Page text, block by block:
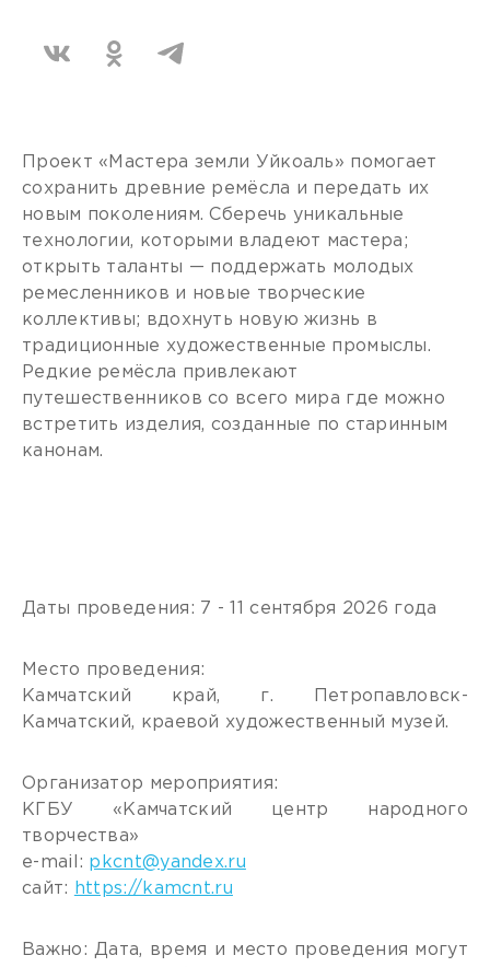
Проект «Мастера земли Уйкоаль» помогает
сохранить древние ремёсла и передать их
новым поколениям. Сберечь уникальные
технологии, которыми владеют мастера;
открыть таланты — поддержать молодых
ремесленников и новые творческие
коллективы; вдохнуть новую жизнь в
традиционные художественные промыслы.
Редкие ремёсла привлекают
путешественников со всего мира где можно
встретить изделия, созданные по старинным
канонам.
Даты проведения: 7 - 11 сентября 2026 года
Место проведения:
Камчатский край, г. Петропавловск-
Камчатский, краевой художественный музей.
Организатор мероприятия:
КГБУ «Камчатский центр народного
творчества»
e-mail: pkcnt@yandex.ru
сайт:
https://kamcnt.ru
Важно: Дата, время и место проведения могут